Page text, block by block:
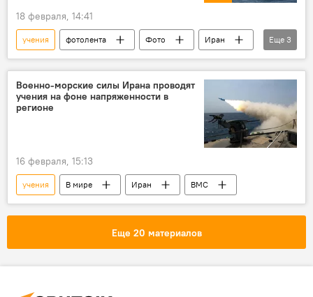
18 февраля, 14:41
учения фотолента Фото
Иран
КСИР
Персидский залив
Еще 3
Военно-морские силы Ирана проводят
учения на фоне напряженности в
регионе
16 февраля, 15:13
учения В мире Иран ВМС
Еще 20 материалов